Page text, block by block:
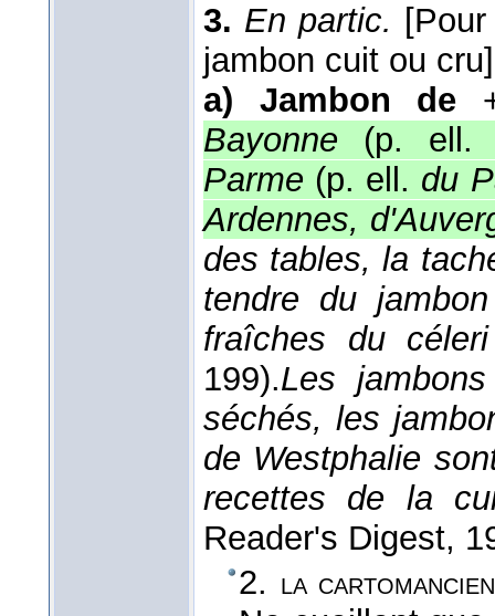
3. En partic.
jambon cuit ou cru]
a)
Jambon de
Bayonne (p.
Parme (p. ell. du
Ardennes,
des tables, la
tendre du
fraîches du
199).Les
séchés, les
de Westphalie
recettes de la
Reader's Digest,
2. la